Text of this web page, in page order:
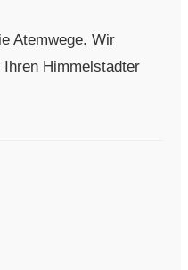
Atemwege. Wir
Himmelstadter